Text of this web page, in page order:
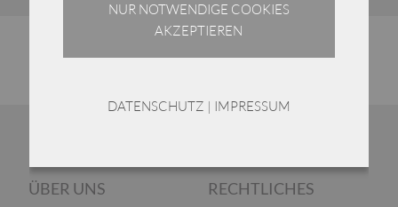
ÜBER UNS RECHTLICHES
NUR NOTWENDIGE COOKIES
AKZEPTIEREN
DATENSCHUTZ | IMPRESSUM